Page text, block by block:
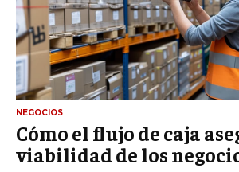
NEGOCIOS
Cómo el flujo de caja
viabilidad de los